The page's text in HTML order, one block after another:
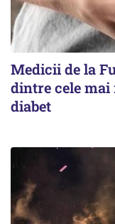
Medicii de la
dintre cele
diabet